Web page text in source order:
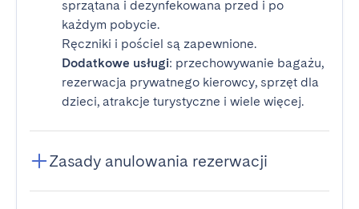
sprzątana i dezynfekowana przed i po
każdym pobycie.
Ręczniki i pościel są zapewnione.
Dodatkowe usługi: przechowywanie bagażu,
rezerwacja prywatnego kierowcy, sprzęt dla
dzieci, atrakcje turystyczne i wiele więcej.
Zasady anulowania rezerwacji